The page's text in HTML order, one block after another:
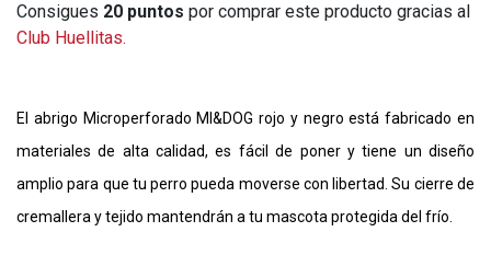
Consigues 20 puntos por comprar este producto gracias al
Club Huellitas.
El abrigo Microperforado MI&DOG rojo y negro está fabricado en
materiales de alta calidad, es fácil de poner y tiene un diseño
amplio para que tu perro pueda moverse con libertad. Su cierre de
cremallera y tejido mantendrán a tu mascota protegida del frío.